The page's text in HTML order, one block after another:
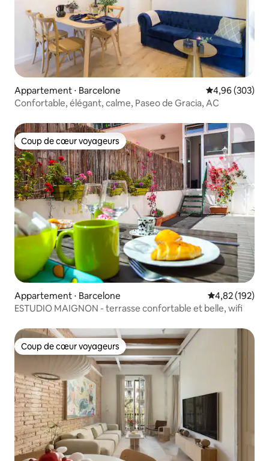
Appartement ⋅ Barcelone Évaluation
4,96 (303)
Confortable, élégant, calme, Paseo de Gracia, AC
Coup de cœur voyageurs
Coup de cœur voyageurs
Appartement ⋅ Barcelone Évaluation
4,82 (192)
ESTUDIO MAIGNON - terrasse confortable et belle, wifi
Coup de cœur voyageurs
Coup de cœur voyageurs